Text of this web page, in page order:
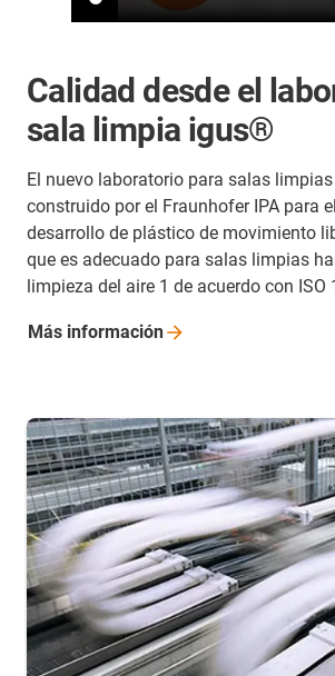
Calidad desde el
sala limpia igus®
El nuevo laboratorio para salas
construido por el Fraunhofer IPA para
desarrollo de plástico de movimiento
que es adecuado para salas limpias
limpieza del aire 1 de acuerdo con ISO
Más información